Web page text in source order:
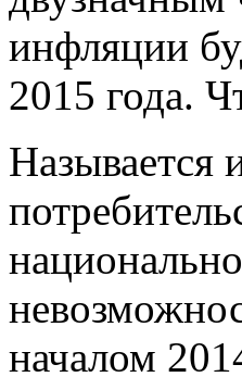
инфляции
2015 года.
Называется
началом